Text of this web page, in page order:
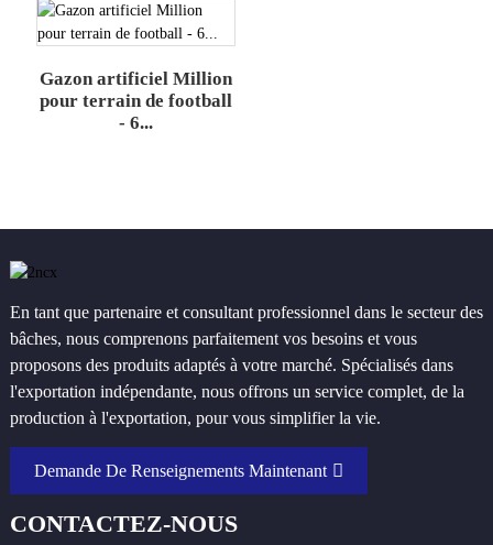
Gazon artificiel Million
pour terrain de football
- 6...
En tant que partenaire et consultant professionnel dans le secteur des
bâches, nous comprenons parfaitement vos besoins et vous
proposons des produits adaptés à votre marché. Spécialisés dans
l'exportation indépendante, nous offrons un service complet, de la
production à l'exportation, pour vous simplifier la vie.
Demande De Renseignements Maintenant
CONTACTEZ-NOUS